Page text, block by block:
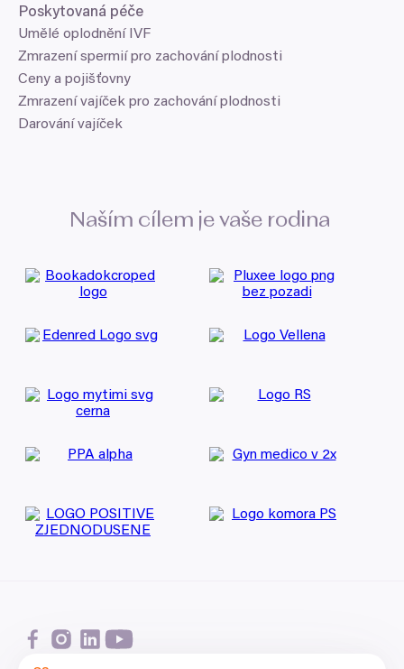
Poskytovaná péče
Umělé oplodnění IVF
Darování vajíček
Zmrazení vajíček pro zachování plodnosti
Zmrazení spermií pro zachování plodnosti
Ceny a pojišťovny
Naším cílem je vaše rodina